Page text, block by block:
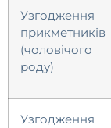
Узгодження
прикметників
(чоловічого
роду)
Узгодження